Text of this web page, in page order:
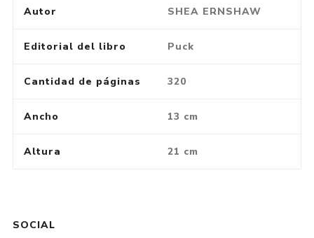
Autor SHEA ERNSHAW
Editorial del libro Puck
Cantidad de páginas 320
Ancho 13 cm
Altura 21 cm
SOCIAL